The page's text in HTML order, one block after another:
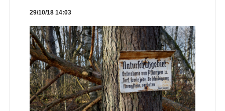
29/10/18 14:03